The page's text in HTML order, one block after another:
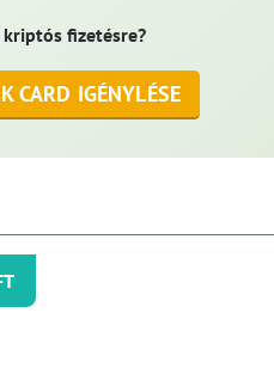
fizetésre?
CARD IGÉNYLÉSE